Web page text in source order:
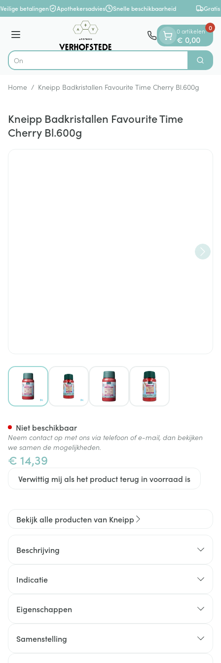
Ga naar de inhoud
1 van 1
betalingen Apothekersadvies Snelle beschikbaarheid Gratis
Menu
Product, merk, categorie... Zoek
0 artikelen
€ 0,00
0
Home / Kneipp Badkristallen Favourite Time Cherry Bl.600g
Kneipp Badkristallen Favourite Time
Cherry Bl.600g
View larger imageView larger imageView larger imageView larger image
€ 14,39
Verwittig mij als het product terug in voorraad is
Niet beschikbaar
Neem contact op met ons via telefoon of e-mail, dan bekijken
we samen de mogelijkheden.
Bekijk alle producten van Kneipp
Beschrijving
Indicatie
Eigenschappen
Geschikt voor volwassenen en kinderen vanaf 6 jaar.
Samenstelling